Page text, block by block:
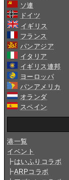
ソ連
ドイツ
イギリス
フランス
パンアジア
イタリア
イギリス連邦
ヨーロッパ
パンアメリカ
オランダ
スペイン
港一覧
イベント
┣はいふりコラボ
┣ARPコラボ